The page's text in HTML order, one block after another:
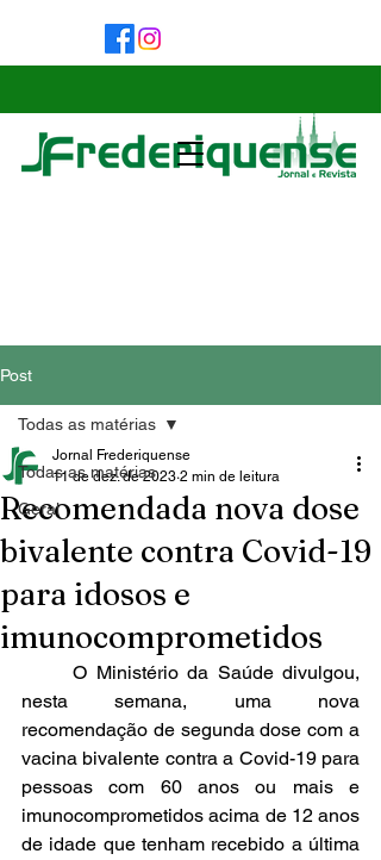
Post
Todas as matérias
Geral
Todas as matérias
Recomendada nova dose
bivalente contra Covid-19
para idosos e
imunocomprometidos
Jornal Frederiquense
11 de dez. de 2023 2 min de leitura
	O Ministério da Saúde divulgou,
nesta semana, uma nova
recomendação de segunda dose com a
vacina bivalente contra a Covid-19 para
pessoas com 60 anos ou mais e
imunocomprometidos acima de 12 anos
de idade que tenham recebido a última